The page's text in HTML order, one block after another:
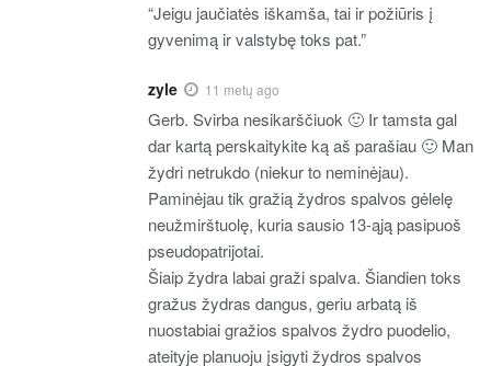
“Jeigu jaučiatės iškamša, tai ir požiūris į
gyvenimą ir valstybę toks pat.”
zyle 11 metų ago
Gerb. Svirba nesikarščiuok 🙂 Ir tamsta gal
dar kartą perskaitykite ką aš parašiau 🙂 Man
žydri netrukdo (niekur to neminėjau).
Paminėjau tik gražią žydros spalvos gėlelę
neužmirštuolę, kuria sausio 13-ąją pasipuoš
pseudopatrijotai.
Šiaip žydra labai graži spalva. Šiandien toks
gražus žydras dangus, geriu arbatą iš
nuostabiai gražios spalvos žydro puodelio,
ateityje planuoju įsigyti žydros spalvos